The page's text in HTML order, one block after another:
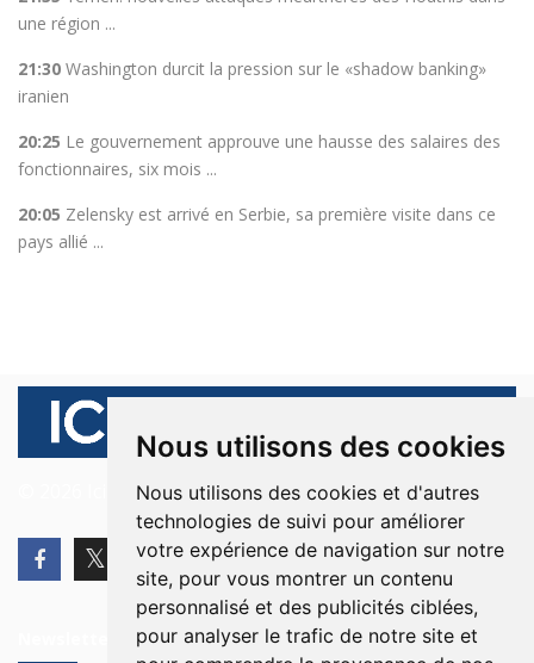
Nous utilisons des cookies
Nous utilisons des cookies et d'autres
technologies de suivi pour améliorer
votre expérience de navigation sur notre
site, pour vous montrer un contenu
personnalisé et des publicités ciblées,
pour analyser le trafic de notre site et
une région ...
21:30 Washington durcit la pression sur le «shadow banking»
iranien
20:25 Le gouvernement approuve une hausse des salaires des
fonctionnaires, six mois ...
20:05 Zelensky est arrivé en Serbie, sa première visite dans ce
pays allié ...
© 2026 Ici Beyrouth. Tous les droits sont réservés.